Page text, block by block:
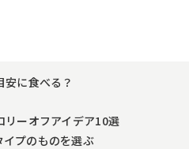
に食べる？
リーオフアイデア10選
プのものを選ぶ